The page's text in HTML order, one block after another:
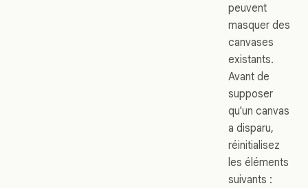
peuvent
masquer des
canvases
existants.
Avant de
supposer
qu'un canvas
a disparu,
réinitialisez
les éléments
suivants :